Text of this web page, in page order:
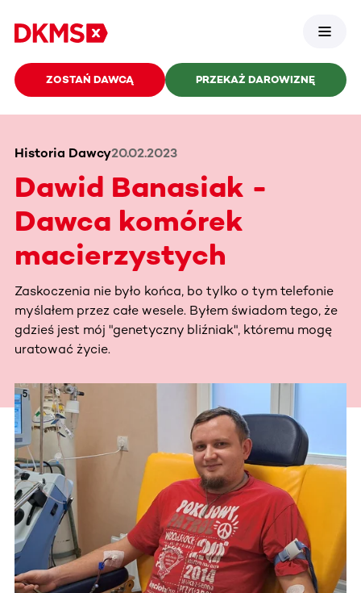
ZOSTAŃ DAWCĄ PRZEKAŻ DAROWIZNĘ
Historia Dawcy20.02.2023
Dawid Banasiak -
Dawca komórek
macierzystych
Zaskoczenia nie było końca, bo tylko o tym telefonie
myślałem przez całe wesele. Byłem świadom tego, że
gdzieś jest mój "genetyczny bliźniak", któremu mogę
uratować życie.